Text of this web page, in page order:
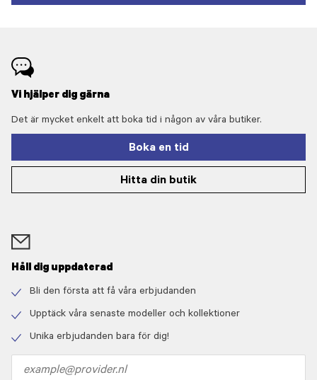
Vi hjälper dig gärna
Det är mycket enkelt att boka tid i någon av våra butiker.
Boka en tid
Hitta din butik
Håll dig uppdaterad
icon
Bli den första att få våra erbjudanden
icon
Upptäck våra senaste modeller och kollektioner
Unika erbjudanden bara för dig!
address